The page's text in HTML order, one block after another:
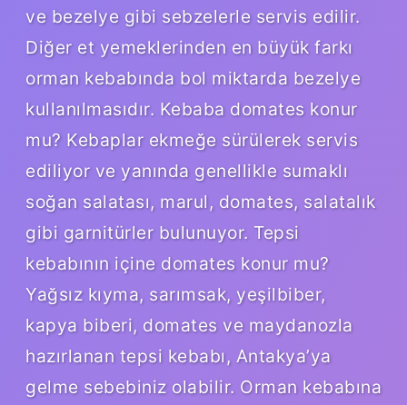
ve bezelye gibi sebzelerle servis edilir.
Diğer et yemeklerinden en büyük farkı
orman kebabında bol miktarda bezelye
kullanılmasıdır. Kebaba domates konur
mu? Kebaplar ekmeğe sürülerek servis
ediliyor ve yanında genellikle sumaklı
soğan salatası, marul, domates, salatalık
gibi garnitürler bulunuyor. Tepsi
kebabının içine domates konur mu?
Yağsız kıyma, sarımsak, yeşilbiber,
kapya biberi, domates ve maydanozla
hazırlanan tepsi kebabı, Antakya’ya
gelme sebebiniz olabilir. Orman kebabına